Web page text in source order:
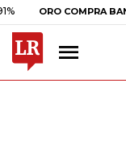
ORO COMPRA BANCO